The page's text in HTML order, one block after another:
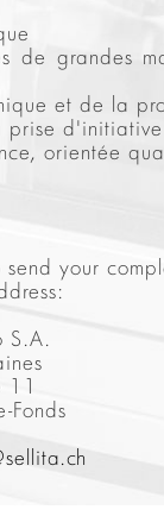
grandes
et de la
prise d'initiative
orientée
your
S.A.
11
Fonds